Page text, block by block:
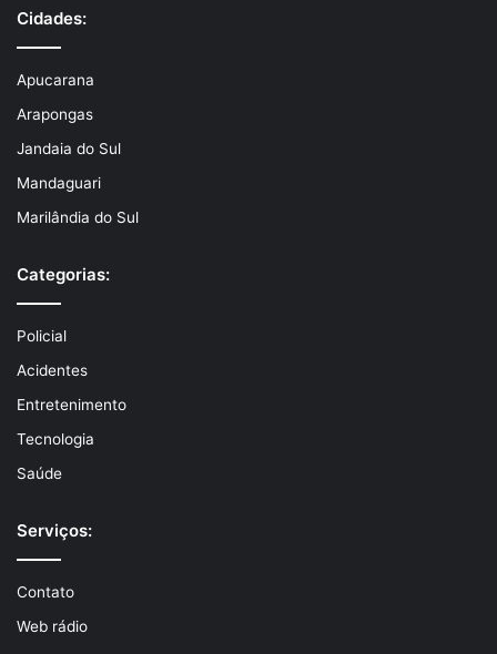
Cidades:
Apucarana
Arapongas
Jandaia do Sul
Mandaguari
Marilândia do Sul
Categorias:
Policial
Acidentes
Entretenimento
Tecnologia
Saúde
Serviços:
Contato
Web rádio